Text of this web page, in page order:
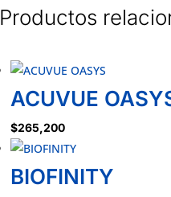
Productos
ACUVUE
$265,200
BIOFINITY